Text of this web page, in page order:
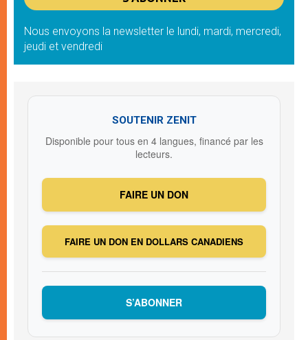
Nous envoyons la newsletter le lundi, mardi, mercredi,
jeudi et vendredi
SOUTENIR ZENIT
Disponible pour tous en 4 langues, financé par les
lecteurs.
FAIRE UN DON
FAIRE UN DON EN DOLLARS CANADIENS
S’ABONNER